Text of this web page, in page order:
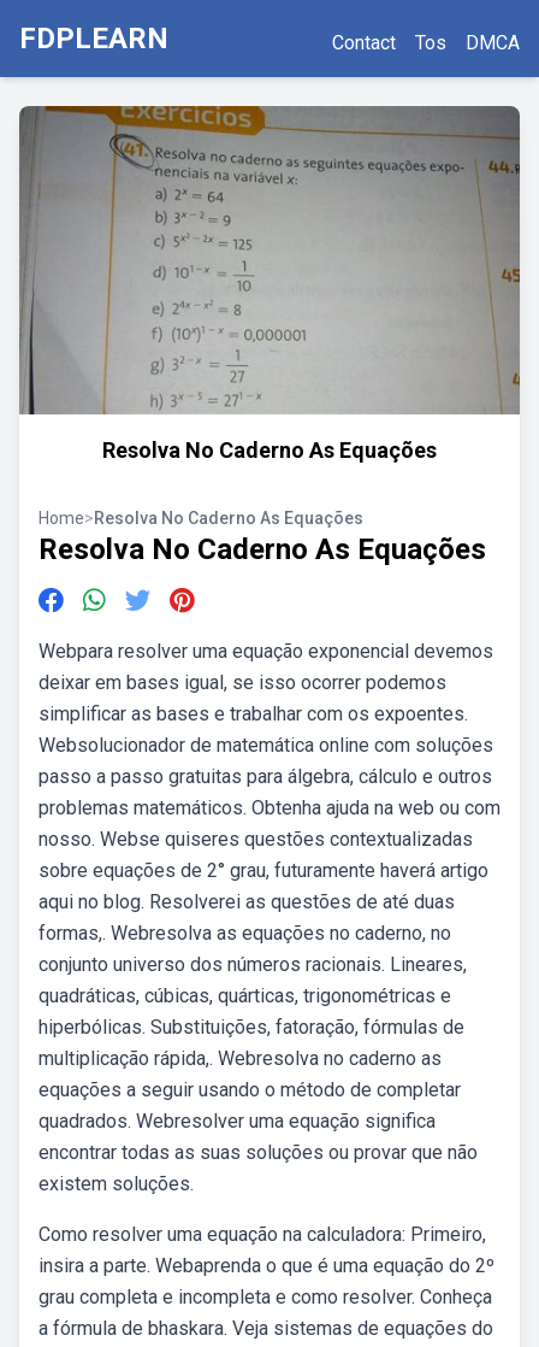
FDPLEARN Contact Tos DMCA
Resolva No Caderno As Equações
Home>Resolva No Caderno As Equações
Resolva No Caderno As Equações
Webpara resolver uma equação exponencial devemos
deixar em bases igual, se isso ocorrer podemos
simplificar as bases e trabalhar com os expoentes.
Websolucionador de matemática online com soluções
passo a passo gratuitas para álgebra, cálculo e outros
problemas matemáticos. Obtenha ajuda na web ou com
nosso. Webse quiseres questões contextualizadas
sobre equações de 2° grau, futuramente haverá artigo
aqui no blog. Resolverei as questões de até duas
formas,. Webresolva as equações no caderno, no
conjunto universo dos números racionais. Lineares,
quadráticas, cúbicas, quárticas, trigonométricas e
hiperbólicas. Substituições, fatoração, fórmulas de
multiplicação rápida,. Webresolva no caderno as
equações a seguir usando o método de completar
quadrados. Webresolver uma equação significa
encontrar todas as suas soluções ou provar que não
existem soluções.
Como resolver uma equação na calculadora: Primeiro,
insira a parte. Webaprenda o que é uma equação do 2º
grau completa e incompleta e como resolver. Conheça
a fórmula de bhaskara. Veja sistemas de equações do